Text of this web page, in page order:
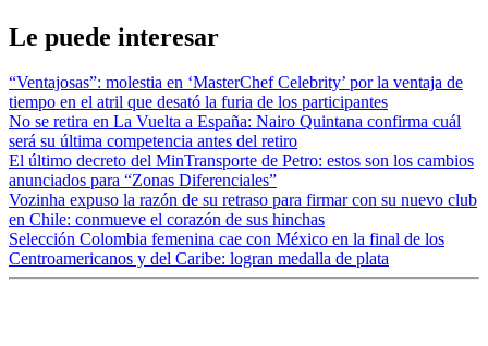
Le puede interesar
“Ventajosas”: molestia en ‘MasterChef Celebrity’ por la ventaja de
tiempo en el atril que desató la furia de los participantes
No se retira en La Vuelta a España: Nairo Quintana confirma cuál
será su última competencia antes del retiro
El último decreto del MinTransporte de Petro: estos son los cambios
anunciados para “Zonas Diferenciales”
Vozinha expuso la razón de su retraso para firmar con su nuevo club
en Chile: conmueve el corazón de sus hinchas
Selección Colombia femenina cae con México en la final de los
Centroamericanos y del Caribe: logran medalla de plata